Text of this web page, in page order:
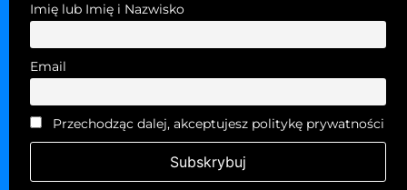
Imię lub Imię i Nazwisko
Email
Przechodząc dalej, akceptujesz politykę prywatności